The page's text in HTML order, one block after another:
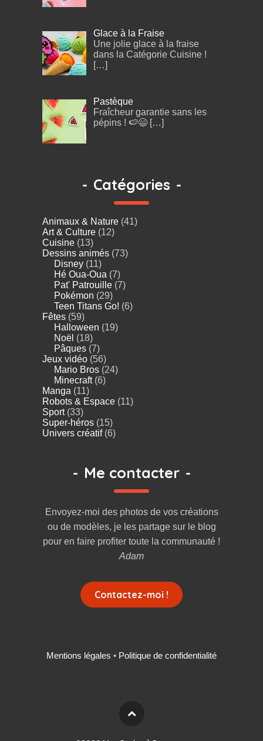
Glace à la Fraise
Une jolie glace à la fraise
dans la Catégorie Cuisine !
[…]
Pastèque
Fraîcheur garantie sans les
pépins ! 🍉😄 […]
- Catégories -
Animaux & Nature (41)
Art & Culture (12)
Cuisine (13)
Dessins animés (73)
Disney (11)
Hé Oua-Oua (7)
Pat' Patrouille (7)
Pokémon (29)
Teen Titans Go! (6)
Fêtes (59)
Halloween (19)
Noël (18)
Pâques (7)
Jeux vidéo (56)
Mario Bros (24)
Minecraft(6)
Manga (11)
Robots & Espace (11)
Sport(33)
Super-héros (15)
Univers créatif(6)
- Me contacter -
Envoyez-moi des photos de vos créations
ou de modèles, je les partage sur le blog
pour en faire profiter toute la communauté !
Adam
Contactez-moi !
Mentions légales • Politique de confidentialité